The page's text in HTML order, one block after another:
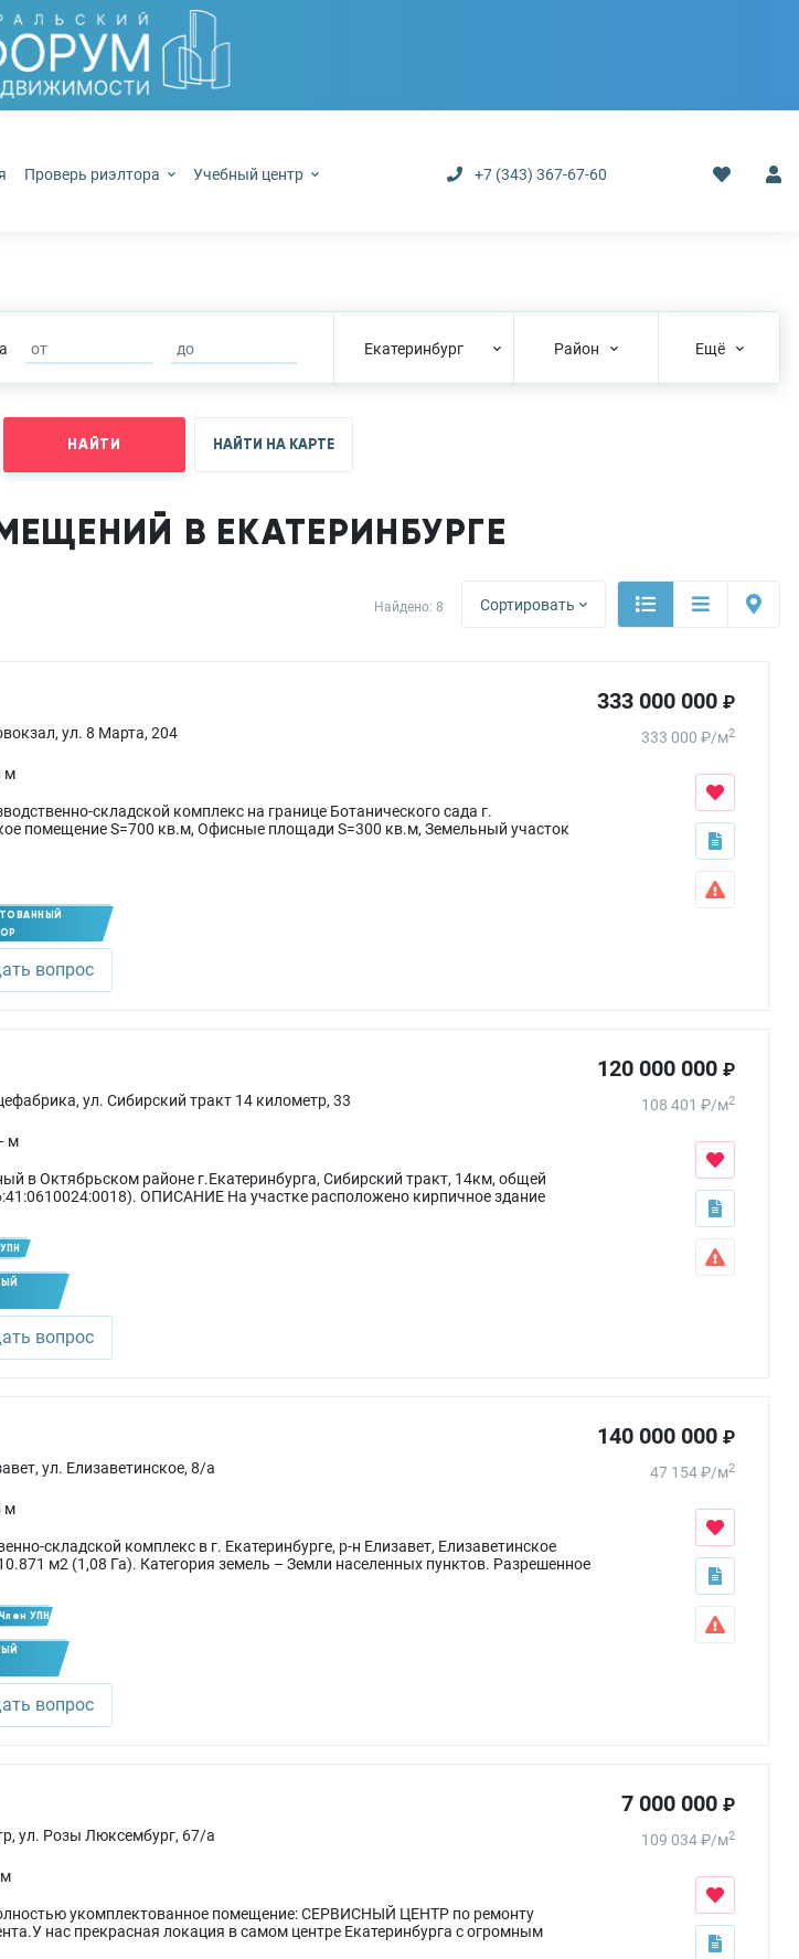
Проверь риэлтора Учебный центр +7 (343) 367-67-60
Екатеринбург Район Ещё
НАЙТИ НАЙТИ НА КАРТЕ
В ЕКАТЕРИНБУРГЕ
Найдено: 8 Сортировать
ул. 8 Марта, 204
м
складской комплекс на границе Ботанического сада г.
помещение S=700 кв.м, Офисные площади S=300 кв.м, Земельный участок
вопрос
333 000 000 ₽
333 000 ₽/м2
ул. Сибирский тракт 14 километр, 33
м
в Октябрьском районе г.Екатеринбурга, Сибирский тракт, 14км, общей
ОПИСАНИЕ На участке расположено кирпичное здание
вопрос
120 000 000 ₽
108 401 ₽/м2
ул. Елизаветинское, 8/а
м
складской комплекс в г. Екатеринбурге, р-н Елизавет, Елизаветинское
м2 (1,08 Га). Категория земель – Земли населенных пунктов. Разрешенное
Член УПН
вопрос
140 000 000 ₽
47 154₽/м2
ул. Розы Люксембург, 67/а
укомплектованное помещение: СЕРВИСНЫЙ ЦЕНТР по ремонту
нас прекрасная локация в самом центре Екатеринбурга с огромным
7 000 000 ₽
109 034₽/м2